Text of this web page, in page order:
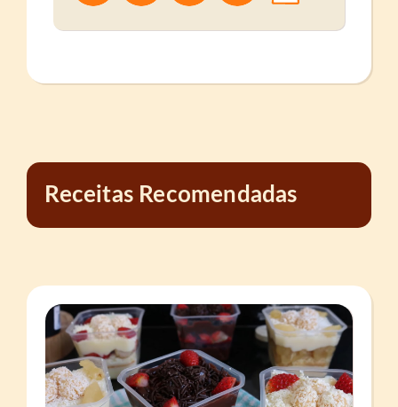
Receitas Recomendadas